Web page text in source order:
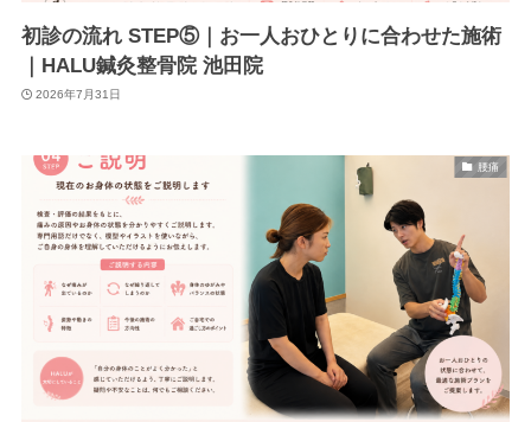
初診の流れ STEP⑤｜お一人おひとりに合わせた施術
｜HALU鍼灸整骨院 池田院
2026年7月31日
腰痛